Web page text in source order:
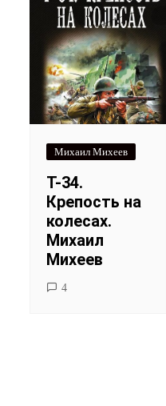
Михаил Михеев
Т-34.
Крепость на
колесах.
Михаил
Михеев
4